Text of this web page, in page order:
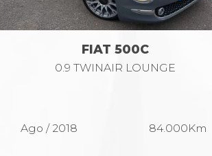
FIAT 500C
0.9 TWINAIR LOUNGE
Ago / 2018 84.000Km